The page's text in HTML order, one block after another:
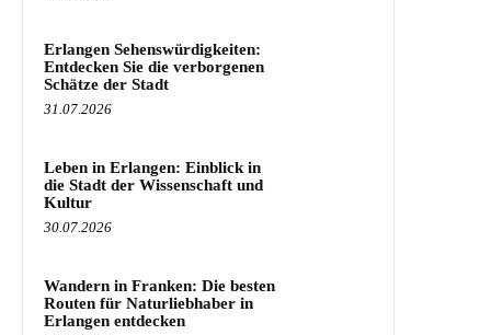
Erlangen Sehenswürdigkeiten:
Entdecken Sie die verborgenen
Schätze der Stadt
31.07.2026
Leben in Erlangen: Einblick in
die Stadt der Wissenschaft und
Kultur
30.07.2026
Wandern in Franken: Die besten
Routen für Naturliebhaber in
Erlangen entdecken